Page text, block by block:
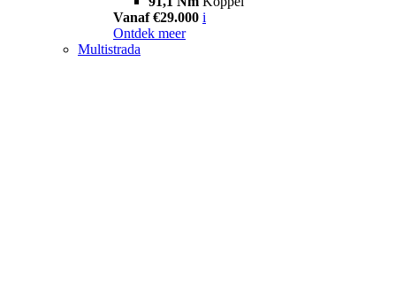
Vanaf €29.000 i
Ontdek meer
Multistrada